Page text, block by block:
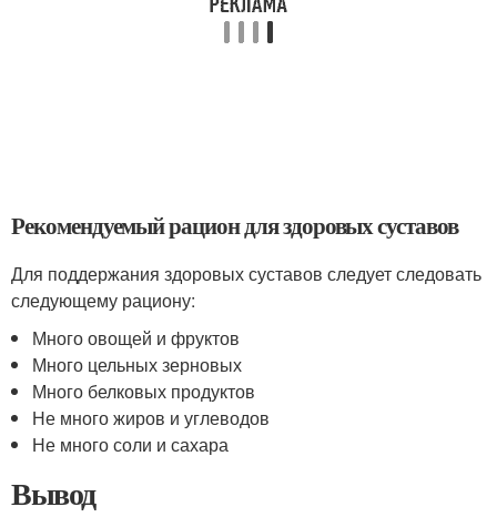
Рекомендуемый рацион для здоровых суставов
Для поддержания здоровых суставов следует следовать
следующему рациону:
Много овощей и фруктов
Много цельных зерновых
Много белковых продуктов
Не много жиров и углеводов
Не много соли и сахара
Вывод